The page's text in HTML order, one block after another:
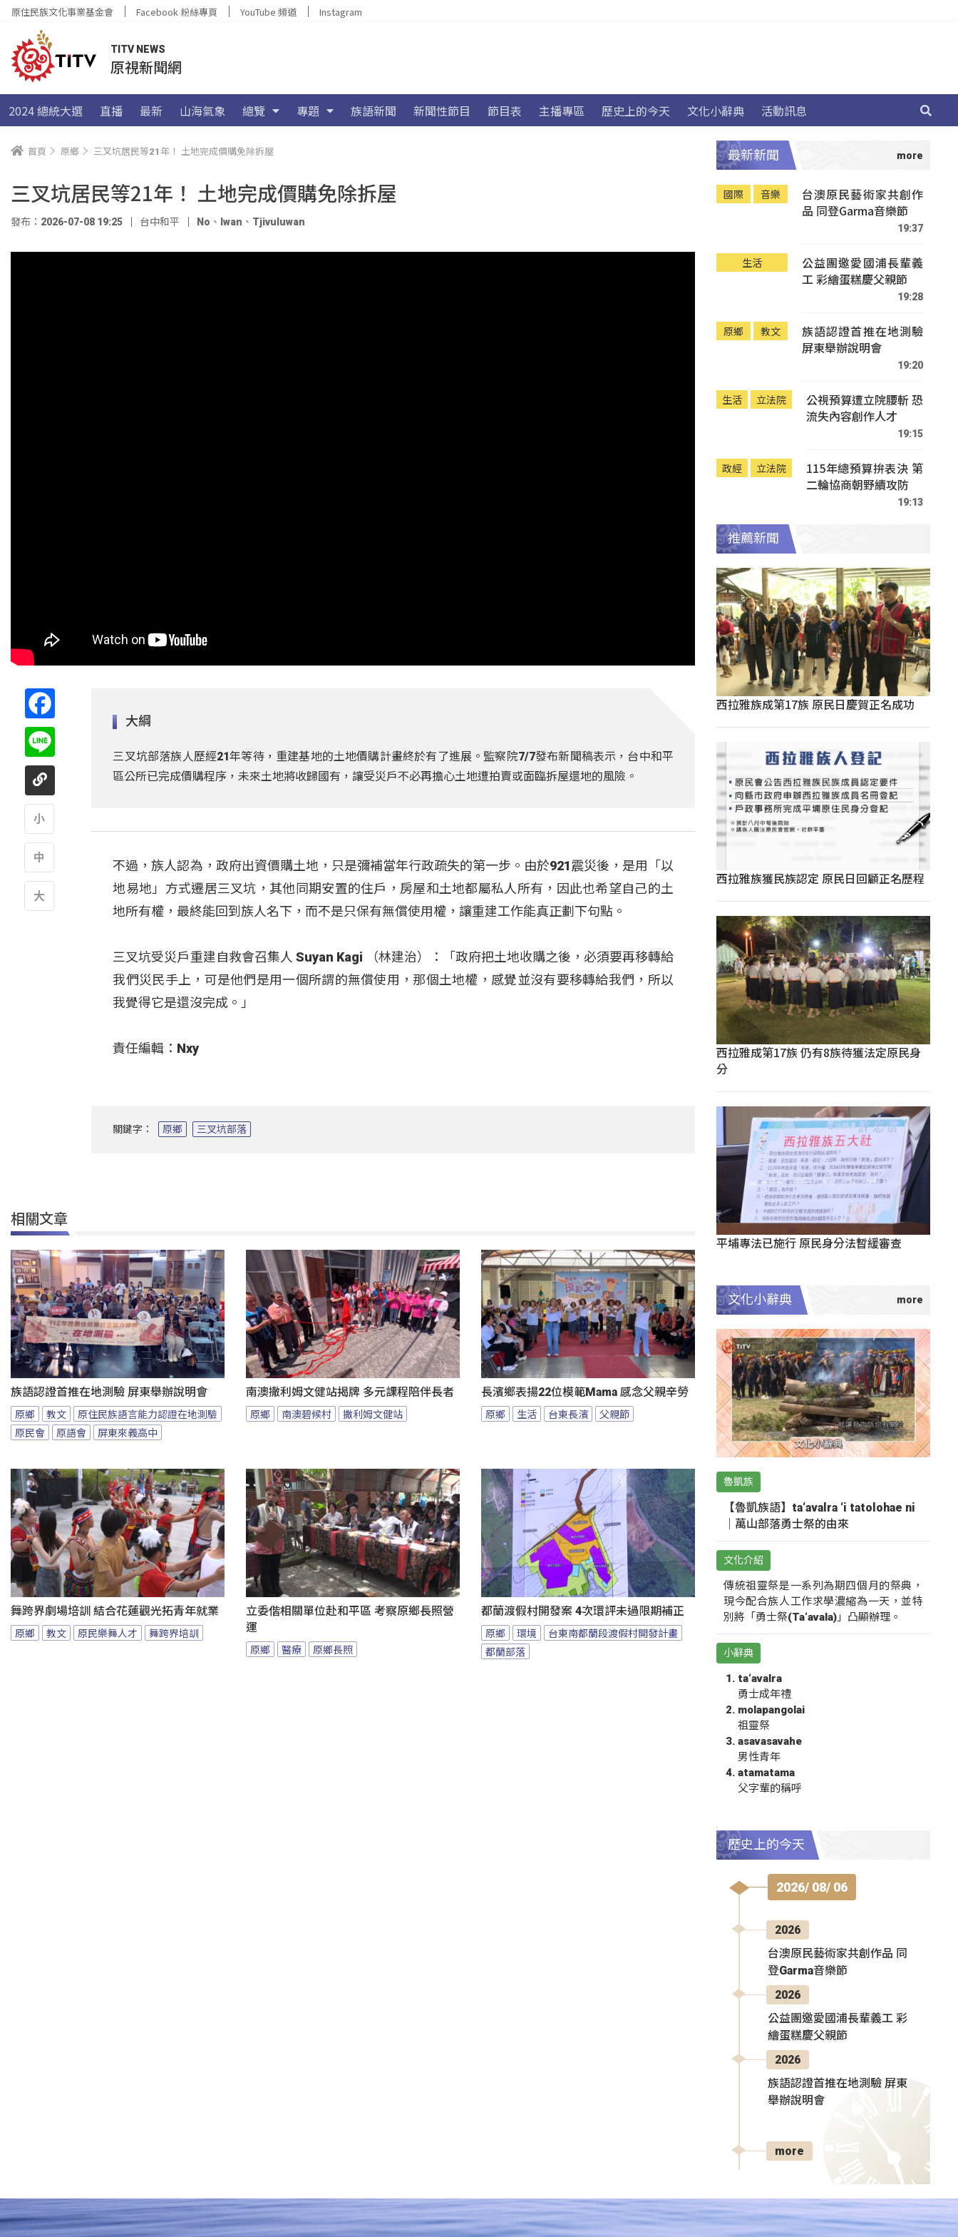
原住民族文化事業基金會 Facebook 粉絲專頁 YouTube 頻道 Instagram
TITV NEWS
原視新聞網
2024 總統大選 直播 最新 山海氣象 總覽 專題 族語新聞 新聞性節目 節目表 主播專區 歷史上的今天 文化小辭典 活動訊息
首頁 原鄉 三叉坑居民等21年！ 土地完成價購免除拆屋
三叉坑居民等21年！ 土地完成價購免除拆屋
發布：2026-07-08 19:25 台中和平 No 、 Iwan 、 Tjivuluwan
大綱
三叉坑部落族人歷經21年等待，重建基地的土地價購計畫終於有了進展。監察院7/7發布新聞稿表示，台中和平
區公所已完成價購程序，未來土地將收歸國有，讓受災戶不必再擔心土地遭拍賣或面臨拆屋還地的風險。
不過，族人認為，政府出資價購土地，只是彌補當年行政疏失的第一步。由於921震災後，是用「以
地易地」方式遷居三叉坑，其他同期安置的住戶，房屋和土地都屬私人所有，因此也希望自己的土
地所有權，最終能回到族人名下，而不是只保有無償使用權，讓重建工作能真正劃下句點。
三叉坑受災戶重建自救會召集人 Suyan Kagi （林建治）：「政府把土地收購之後，必須要再移轉給
我們災民手上，可是他們是用一個所謂的無償使用，那個土地權，感覺並沒有要移轉給我們，所以
我覺得它是還沒完成。」
責任編輯：Nxy
關鍵字： 原鄉 三叉坑部落
相關文章
族語認證首推在地測驗 屏東舉辦說明會
原鄉 教文
原住民族語言能力認證在地測驗
原民會
原語會 屏東來義高中
南澳撒利姆文健站揭牌 多元課程陪伴長者
原鄉 南澳碧候村 撒利姆文健站
長濱鄉表揚22位模範Mama 感念父親辛勞
原鄉 生活 台東長濱 父親節
舞跨界劇場培訓 結合花蓮觀光拓青年就業
原鄉 教文 原民樂舞人才 舞跨界培訓
立委偕相關單位赴和平區 考察原鄉長照營
運
原鄉 醫療 原鄉長照
都蘭渡假村開發案 4次環評未過限期補正
原鄉 環境
台東南都蘭段渡假村開發計畫
都蘭部落
最新新聞
國際 音樂
台澳原民藝術家共創作
品 同登Garma音樂節
19:37
生活
公益團邀愛國浦長輩義
工 彩繪蛋糕慶父親節
19:28
原鄉 教文
族語認證首推在地測驗
屏東舉辦說明會
19:20
生活 立法院
公視預算遭立院腰斬 恐
流失內容創作人才
19:15
政經 立法院
115年總預算拚表決 第
二輪協商朝野續攻防
19:13
推薦新聞
西拉雅族成第17族 原民日慶賀正名成功
西拉雅族獲民族認定 原民日回顧正名歷程
西拉雅成第17族 仍有8族待獲法定原民身
分
平埔專法已施行 原民身分法暫緩審查
文化小辭典
魯凱族
【魯凱族語】ta‘avalra ‘i tatolohae ni
｜萬山部落勇士祭的由來
文化介紹
傳統祖靈祭是一系列為期四個月的祭典，
現今配合族人工作求學濃縮為一天，並特
別將「勇士祭(Ta‘avala)」凸顯辦理。
小辭典
ta‘avalra
勇士成年禮
molapangolai
祖靈祭
asavasavahe
男性青年
atamatama
父字輩的稱呼
歷史上的今天
2026/ 08/ 06
2026
台澳原民藝術家共創作品 同
登Garma音樂節
2026
公益團邀愛國浦長輩義工 彩
繪蛋糕慶父親節
2026
族語認證首推在地測驗 屏東
舉辦說明會
more